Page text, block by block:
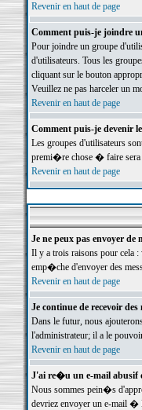
Revenir en haut de page
Comment puis-je joindre
Pour joindre un groupe
d'utilisateurs. Tous les
cliquant sur le bouton
Veuillez ne pas harceler un
Revenir en haut de page
Comment puis-je devenir
Les groupes d'utilisateurs
premi�re chose � faire sera
Revenir en haut de page
Je ne peux pas envoyer de
Il y a trois raisons pour
emp�che d'envoyer des
Revenir en haut de page
Je continue de recevoir
Dans le futur, nous
l'administrateur; il a le
Revenir en haut de page
J'ai re�u un e-mail abusif
Nous sommes pein�s
devriez envoyer un e-mail �